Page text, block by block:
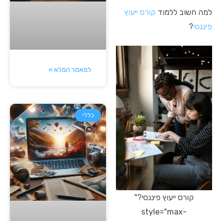
למה חשוב ללמוד קורס ייעוץ
פיננסי?
קורס ייעוץ פיננסי?"
style="max-
למאמר המלא »
כללי